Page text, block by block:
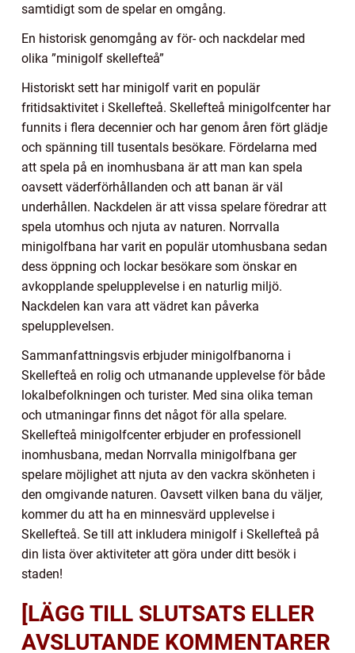
samtidigt som de spelar en omgång.
En historisk genomgång av för- och nackdelar med
olika ”minigolf skellefteå”
Historiskt sett har minigolf varit en populär
fritidsaktivitet i Skellefteå. Skellefteå minigolfcenter har
funnits i flera decennier och har genom åren fört glädje
och spänning till tusentals besökare. Fördelarna med
att spela på en inomhusbana är att man kan spela
oavsett väderförhållanden och att banan är väl
underhållen. Nackdelen är att vissa spelare föredrar att
spela utomhus och njuta av naturen. Norrvalla
minigolfbana har varit en populär utomhusbana sedan
dess öppning och lockar besökare som önskar en
avkopplande spelupplevelse i en naturlig miljö.
Nackdelen kan vara att vädret kan påverka
spelupplevelsen.
Sammanfattningsvis erbjuder minigolfbanorna i
Skellefteå en rolig och utmanande upplevelse för både
lokalbefolkningen och turister. Med sina olika teman
och utmaningar finns det något för alla spelare.
Skellefteå minigolfcenter erbjuder en professionell
inomhusbana, medan Norrvalla minigolfbana ger
spelare möjlighet att njuta av den vackra skönheten i
den omgivande naturen. Oavsett vilken bana du väljer,
kommer du att ha en minnesvärd upplevelse i
Skellefteå. Se till att inkludera minigolf i Skellefteå på
din lista över aktiviteter att göra under ditt besök i
staden!
[LÄGG TILL SLUTSATS ELLER
AVSLUTANDE KOMMENTARER